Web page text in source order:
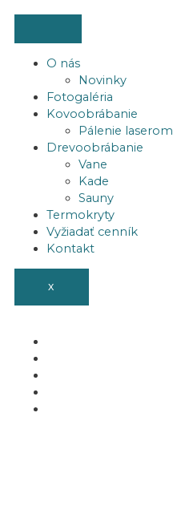
obsah
O nás
Novinky
Fotogaléria
Kovoobrábanie
Pálenie laserom
Drevoobrábanie
Vane
Kade
Sauny
Termokryty
Vyžiadať cenník
Kontakt
X